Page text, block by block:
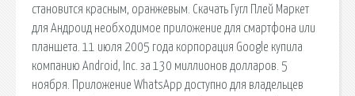
становится красным, оранжевым. Скачать Гугл Плей Маркет
для Андроид необходимое приложение для смартфона или
планшета. 11 июля 2005 года корпорация Google купила
компанию Android, Inc. за 130 миллионов долларов. 5
ноября. Приложение WhatsApp доступно для владельцев